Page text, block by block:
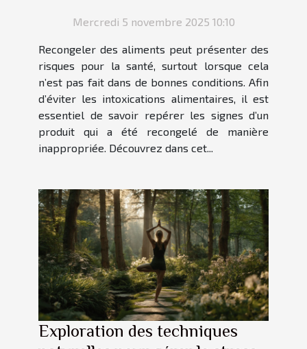
Mercredi 5 novembre 2025 10:10
Recongeler des aliments peut présenter des
risques pour la santé, surtout lorsque cela
n’est pas fait dans de bonnes conditions. Afin
d’éviter les intoxications alimentaires, il est
essentiel de savoir repérer les signes d’un
produit qui a été recongelé de manière
inappropriée. Découvrez dans cet...
Exploration des techniques